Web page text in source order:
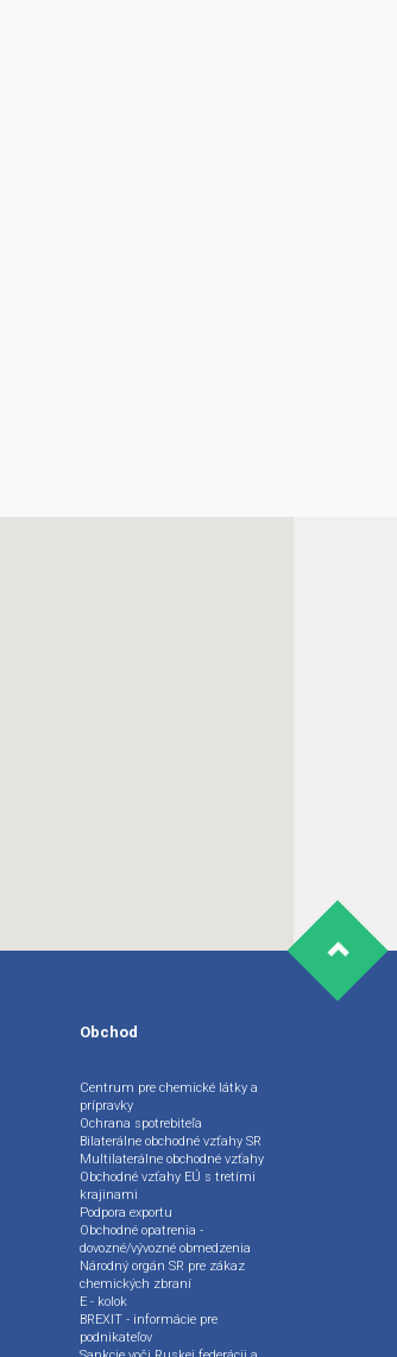
Obchod
Centrum pre chemické látky a
prípravky
Ochrana spotrebiteľa
Bilaterálne obchodné vzťahy SR
Multilaterálne obchodné vzťahy
Obchodné vzťahy EÚ s tretími
krajinami
Podpora exportu
Obchodné opatrenia -
dovozné/vývozné obmedzenia
Národný orgán SR pre zákaz
chemických zbraní
E - kolok
BREXIT - informácie pre
podnikateľov